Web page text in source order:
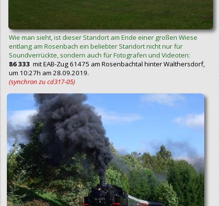
Wie man sieht, ist dieser Standort am Ende einer großen Wiese
entlang am Rosenbach ein beliebter Standort nicht nur für
Soundverrückte, sondern auch für Fotografen und Videoten:
86 333 mit EAB-Zug 61475 am Rosenbachtal hinter Walthersdorf,
um 10:27h am 28.09.2019.
(synchron zu cd317‑05)